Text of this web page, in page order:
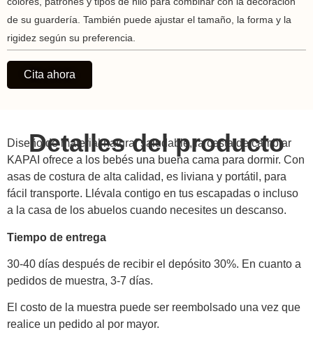
de su guardería. También puede ajustar el tamaño, la forma y la
rigidez según su preferencia.
Cita ahora
Detalles del producto
Diseño de material natural saludable, la cesta de cambiar
KAPAI ofrece a los bebés una buena cama para dormir. Con
asas de costura de alta calidad, es liviana y portátil, para
fácil transporte. Llévala contigo en tus escapadas o incluso
a la casa de los abuelos cuando necesites un descanso.
Tiempo de entrega
30-40 días después de recibir el depósito 30%. En cuanto a
pedidos de muestra, 3-7 días.
El costo de la muestra puede ser reembolsado una vez que
realice un pedido al por mayor.